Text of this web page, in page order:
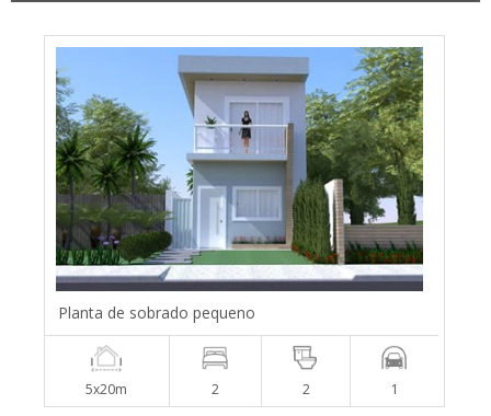
Planta de sobrado pequeno
5x20m 2 2 1